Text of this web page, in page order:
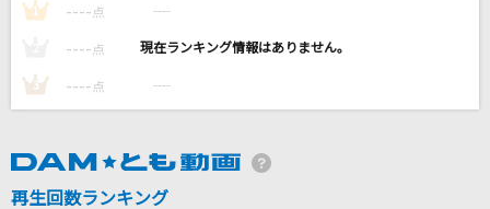
革命道中
アイナ・ジ・エンド
[生音]IGNITE
エデンの部屋
1 ---- 点 ----
---- 点 ----
3 ---- 点 ----
再生回数ランキング